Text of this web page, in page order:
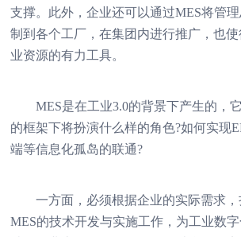
支撑。此外，企业还可以通过MES将管
制到各个工厂，在集团内进行推广，也
业资源的有力工具。
MES是在工业3.0的背景下产生的，
的框架下将扮演什么样的角色?如何实现
端等信息化孤岛的联通?
一方面，必须根据企业的实际需求，
MES的技术开发与实施工作，为工业数